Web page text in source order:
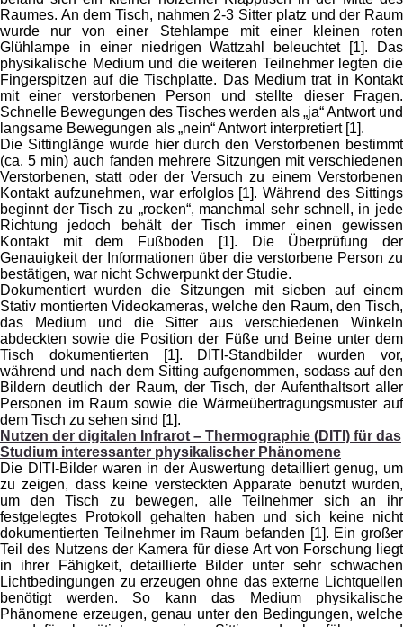
Raumes. An dem Tisch, nahmen 2-3 Sitter platz und der Raum
wurde nur von einer Stehlampe mit einer kleinen roten
Glühlampe in einer niedrigen Wattzahl beleuchtet [1]. Das
physikalische Medium und die weiteren Teilnehmer legten die
Fingerspitzen auf die Tischplatte. Das Medium trat in Kontakt
mit einer verstorbenen Person und stellte dieser Fragen.
Schnelle Bewegungen des Tisches werden als „ja“ Antwort und
langsame Bewegungen als „nein“ Antwort interpretiert [1].
Die Sittinglänge wurde hier durch den Verstorbenen bestimmt
(ca. 5 min) auch fanden mehrere Sitzungen mit verschiedenen
Verstorbenen, statt oder der Versuch zu einem Verstorbenen
Kontakt aufzunehmen, war erfolglos [1]. Während des Sittings
beginnt der Tisch zu „rocken“, manchmal sehr schnell, in jede
Richtung jedoch behält der Tisch immer einen gewissen
Kontakt mit dem Fußboden [1].
Die Überprüfung der
Genauigkeit der Informationen über die verstorbene Person zu
bestätigen, war nicht Schwerpunkt der Studie.
Dokumentiert wurden die Sitzungen mit sieben auf einem
Stativ montierten Videokameras, welche den Raum, den Tisch,
das Medium und die Sitter aus verschiedenen Winkeln
abdeckten sowie die Position der Füße und Beine unter dem
Tisch dokumentierten [1]. DITI-Standbilder wurden vor,
während und nach dem Sitting aufgenommen, sodass auf den
Bildern deutlich der Raum, der Tisch, der Aufenthaltsort aller
Personen im Raum sowie die Wärmeübertragungsmuster auf
dem Tisch zu sehen sind [1].
Nutzen der digitalen Infrarot – Thermographie (DITI) für das
Studium interessanter physikalischer Phänomene
Die DITI-Bilder waren in der Auswertung detailliert genug, um
zu zeigen, dass keine versteckten Apparate benutzt wurden,
um den Tisch zu bewegen, alle Teilnehmer sich an ihr
festgelegtes Protokoll gehalten haben und sich keine nicht
dokumentierten Teilnehmer im Raum befanden [1]. Ein großer
Teil des Nutzens der Kamera für diese Art von Forschung liegt
in ihrer Fähigkeit, detaillierte Bilder unter sehr schwachen
Lichtbedingungen zu erzeugen ohne das externe Lichtquellen
benötigt werden. So kann das Medium physikalische
Phänomene erzeugen, genau unter den Bedingungen, welche